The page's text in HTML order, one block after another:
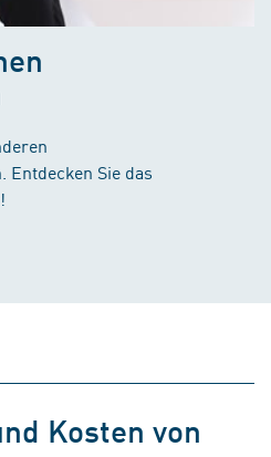
Sie das
Kosten von